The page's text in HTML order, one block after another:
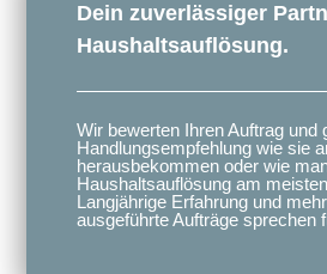
Dein zuverlässiger
Haushaltsauflösung.
Wir bewerten Ihren Auftrag und
Handlungsempfehlung wie sie
herausbekommen oder wie
Haushaltsauflösung am
Langjährige Erfahrung und
ausgeführte Aufträge sprechen